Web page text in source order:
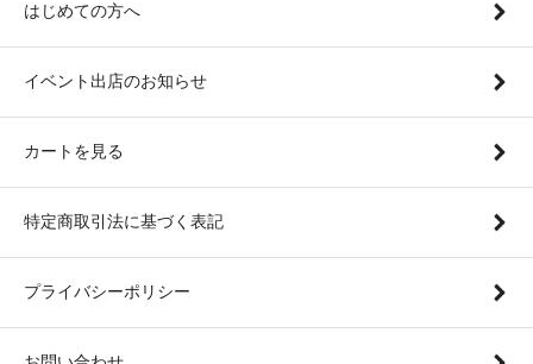
はじめての方へ
イベント出店のお知らせ
カートを見る
特定商取引法に基づく表記
プライバシーポリシー